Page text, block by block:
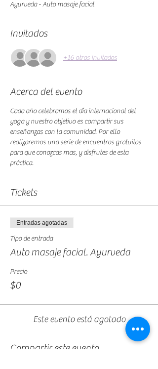
Ayurveda - Auto masaje facial
Invitados
+16 otros invitados
Acerca del evento
Cada año celebramos el día internacional del
yoga y nuestro objetivo es compartir sus
enseñanzas con la comunidad. Por ello
realizaremos una serie de encuentros gratuitos
para que conozcas mas, y disfrutes de esta
práctica.
Tickets
Entradas agotadas
Tipo de entrada
Auto masaje facial. Ayurveda
Precio
$0
Este evento está agotado
Compartir este evento